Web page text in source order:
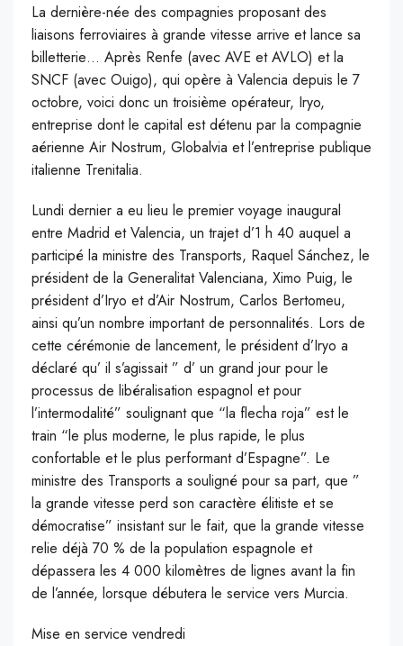
La dernière-née des compagnies proposant des
liaisons ferroviaires à grande vitesse arrive et lance sa
billetterie… Après Renfe (avec AVE et AVLO) et la
SNCF (avec Ouigo), qui opère à Valencia depuis le 7
octobre, voici donc un troisième opérateur, Iryo,
entreprise dont le capital est détenu par la compagnie
aérienne Air Nostrum, Globalvia et l’entreprise publique
italienne Trenitalia.
Lundi dernier a eu lieu le premier voyage inaugural
entre Madrid et Valencia, un trajet d’1 h 40 auquel a
participé la ministre des Transports, Raquel Sánchez, le
président de la Generalitat Valenciana, Ximo Puig, le
président d’Iryo et d’Air Nostrum, Carlos Bertomeu,
ainsi qu’un nombre important de personnalités. Lors de
cette cérémonie de lancement, le président d’Iryo a
déclaré qu’ il s’agissait ” d’ un grand jour pour le
processus de libéralisation espagnol et pour
l’intermodalité” soulignant que “la flecha roja” est le
train “le plus moderne, le plus rapide, le plus
confortable et le plus performant d’Espagne”. Le
ministre des Transports a souligné pour sa part, que ”
la grande vitesse perd son caractère élitiste et se
démocratise” insistant sur le fait, que la grande vitesse
relie déjà 70 % de la population espagnole et
dépassera les 4 000 kilomètres de lignes avant la fin
de l’année, lorsque débutera le service vers Murcia.
Mise en service vendredi